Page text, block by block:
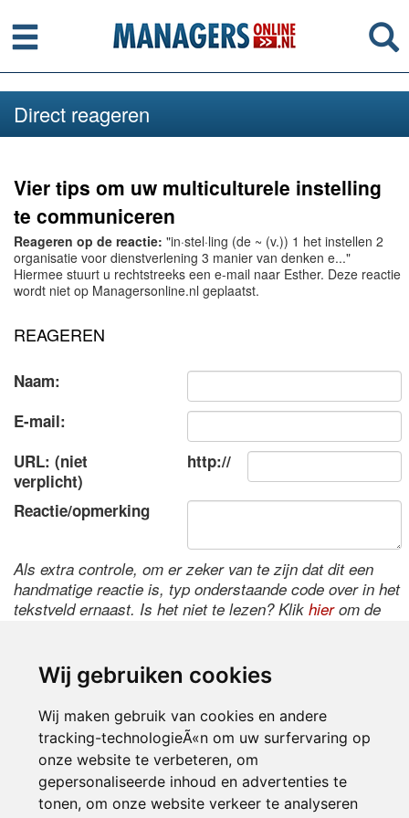
Wij gebruiken cookies
Wij maken gebruik van cookies en andere
tracking-technologieÃ«n om uw surfervaring op
onze website te verbeteren, om
gepersonaliseerde inhoud en advertenties te
tonen, om onze website verkeer te analyseren
Menu
Direct reageren
Vier tips om uw multiculturele instelling
te communiceren
Reageren op de reactie: "in·stel·ling (de ~ (v.)) 1 het instellen 2
organisatie voor dienstverlening 3 manier van denken e..."
Hiermee stuurt u rechtstreeks een e-mail naar Esther. Deze reactie
wordt niet op Managersonline.nl geplaatst.
REAGEREN
Naam:
E-mail:
URL: (niet
verplicht)
http://
Reactie/opmerking
Als extra controle, om er zeker van te zijn dat dit een
handmatige reactie is, typ onderstaande code over in het
tekstveld ernaast. Is het niet te lezen? Klik hierom de